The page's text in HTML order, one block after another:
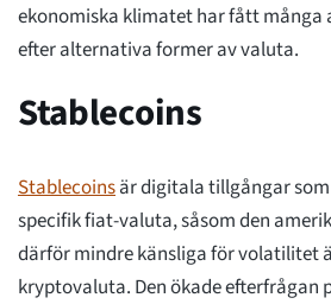
ekonomiska klimatet har fått många
efter alternativa former av valuta.
Stablecoins
Stablecoinsär digitala tillgångar
specifik fiat-valuta, såsom den
därför mindre känsliga för volatilitet
kryptovaluta. Den ökade efterfrågan